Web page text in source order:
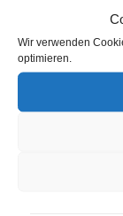
Wir verwenden
optimieren.
Eintrag